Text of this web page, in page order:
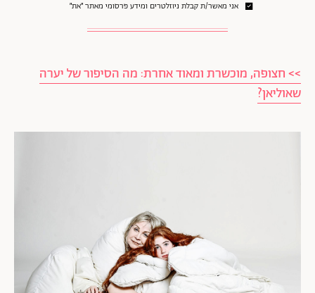
אני מאשר/ת קבלת ניוזלטרים ומידע פרסומי מאתר ״את״
>> חצופה, מוכשרת ומאוד אחרת: מה הסיפור של יערה
שאוליאן?